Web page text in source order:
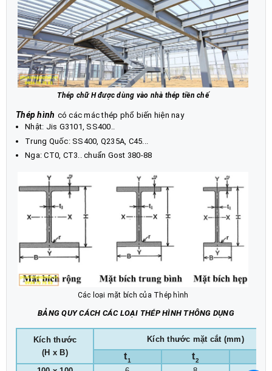
Thép chữ H được dùng vào nhà thép tiền chế
Thép hình có các mác thép phổ biến hiện nay
Nhật: Jis G3101, SS400..
Trung Quốc: SS400, Q235A, C45...
Nga: CT0, CT3.. chuẩn Gost 380-88
Các loại mặt bích của Thép hình
BẢNG QUY CÁCH CÁC LOẠI THÉP HÌNH THÔNG DỤNG
Kích thước
(H x B)
Kích thước mặt cắt (mm)
t1 t2